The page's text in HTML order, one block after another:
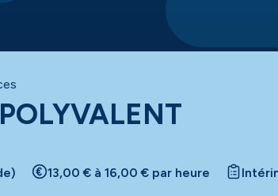
13,00 € à 16,00 € par heure